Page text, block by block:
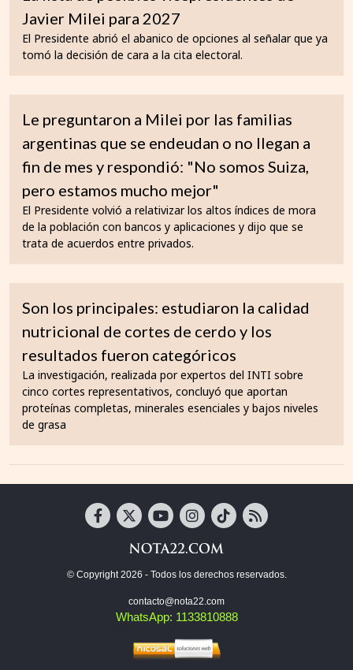
Javier Milei para 2027
El Presidente abrió el abanico de opciones al señalar que ya
tomó la decisión de cara a la cita electoral.
Le preguntaron a Milei por las familias
argentinas que se endeudan o no llegan a
fin de mes y respondió: "No somos Suiza,
pero estamos mucho mejor"
El Presidente volvió a relativizar los altos índices de mora
de la población con bancos y aplicaciones y dijo que se
trata de acuerdos entre privados.
Son los principales: estudiaron la calidad
nutricional de cortes de cerdo y los
resultados fueron categóricos
La investigación, realizada por expertos del INTI sobre
cinco cortes representativos, concluyó que aportan
proteínas completas, minerales esenciales y bajos niveles
de grasa
© Copyright 2026 - Todos los derechos reservados.
contacto@nota22.com
WhatsApp: 1133810888